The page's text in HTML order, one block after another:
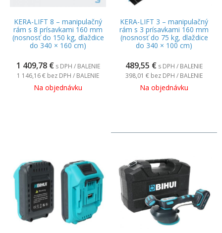
KERA-LIFT 8 – manipulačný
rám s 8 prísavkami 160 mm
(nosnosť do 150 kg, dlaždice
do 340 × 160 cm)
1 409,78 € s DPH / BALENIE
1 146,16 € bez DPH / BALENIE
Na objednávku
KERA-LIFT 3 – manipulačný
rám s 3 prísavkami 160 mm
(nosnosť do 75 kg, dlaždice
do 340 × 100 cm)
489,55 € s DPH / BALENIE
398,01 € bez DPH / BALENIE
Na objednávku